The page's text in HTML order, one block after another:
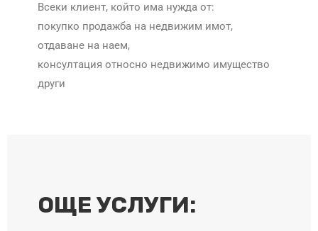
Всеки клиент, който има нужда от:
покупко продажба на недвижим имот,
отдаване на наем,
консултация относно недвижимо имущество
други
ОЩЕ УСЛУГИ: